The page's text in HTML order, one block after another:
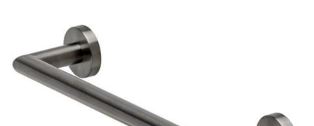
the
images
gallery